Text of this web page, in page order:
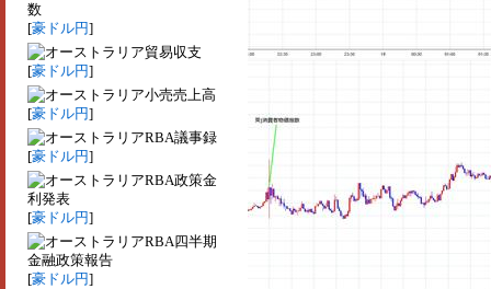
数
[豪ドル円]
貿易収支
[豪ドル円]
小売売上高
[豪ドル円]
RBA議事録
[豪ドル円]
RBA政策金
利発表
[豪ドル円]
RBA四半期
金融政策報告
[豪ドル円]